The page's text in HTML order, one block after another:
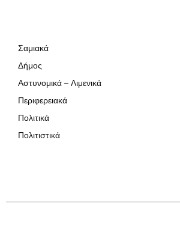
Σαμιακά
Δήμος
Αστυνομικά – Λιμενικά
Περιφερειακά
Πολιτικά
Πολιτιστικά